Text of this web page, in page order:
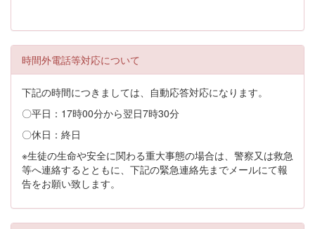
時間外電話等対応について
下記の時間につきましては、自動応答対応になります。
〇平日：17時00分から翌日7時30分
〇休日：終日
※生徒の生命や安全に関わる重大事態の場合は、警察又は救急
等へ連絡するとともに、下記の緊急連絡先までメールにて報
告をお願い致します。